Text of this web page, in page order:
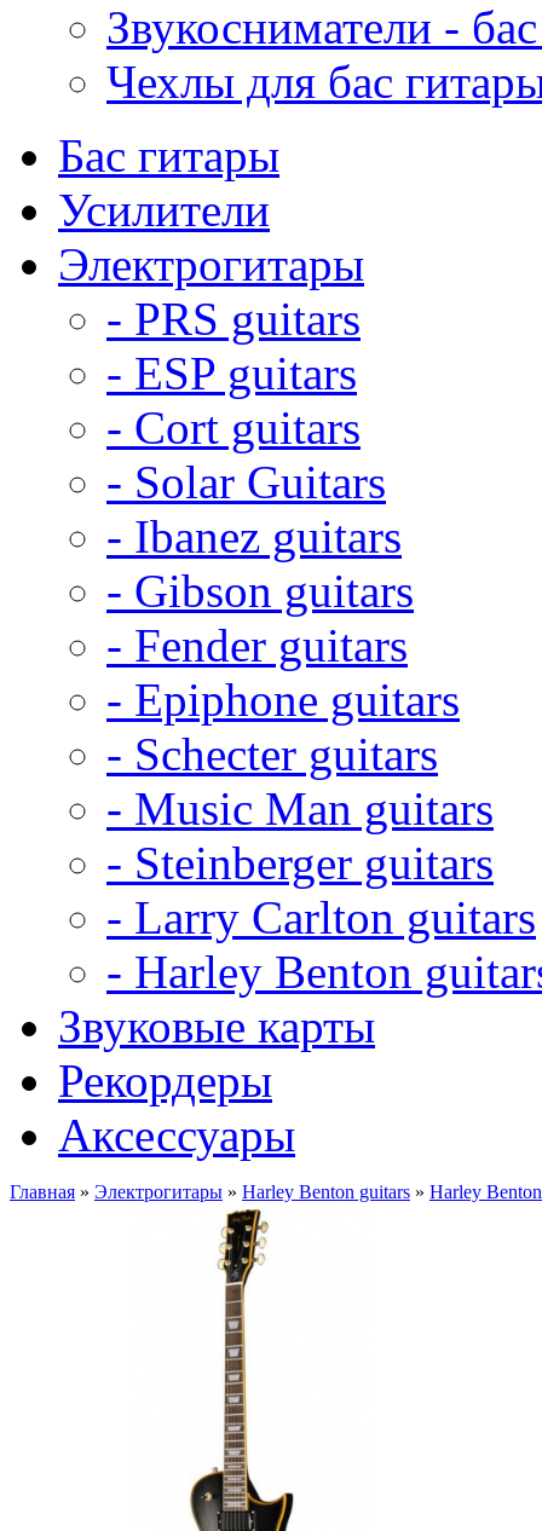
Звукосниматели -
Чехлы для бас
Бас гитары
Усилители
Электрогитары
- PRS guitars
- ESP guitars
- Cort guitars
- Solar Guitars
- Ibanez guitars
- Gibson guitars
- Fender guitars
- Epiphone guitars
- Schecter guitars
- Music Man guitars
- Steinberger guitars
- Larry Carlton guitars
- Harley Benton
Звуковые карты
Рекордеры
Аксессуары
Главная » Электрогитары » Harley Benton guitars » Harley